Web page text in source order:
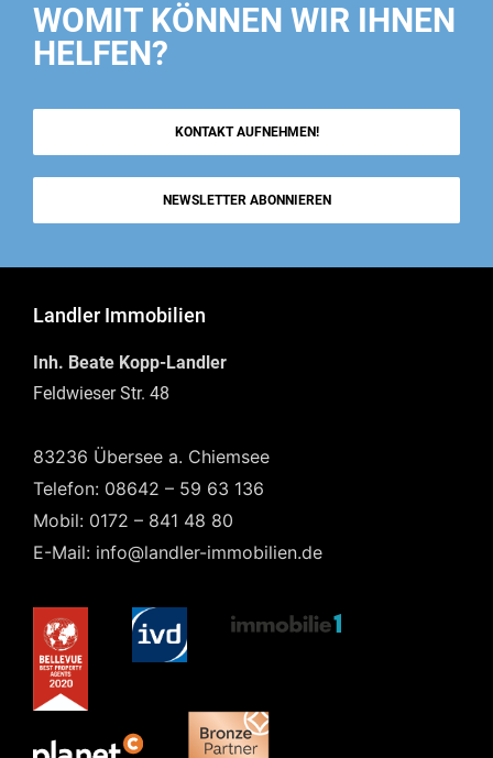
WOMIT KÖNNEN WIR IHNEN
HELFEN?
KONTAKT AUFNEHMEN!
NEWSLETTER ABONNIEREN
Landler Immobilien
Inh. Beate Kopp-Landler
Feldwieser Str. 48
83236 Übersee a. Chiemsee
Telefon: 08642 – 59 63 136
Mobil: 0172 – 841 48 80
E-Mail: info@landler-immobilien.de